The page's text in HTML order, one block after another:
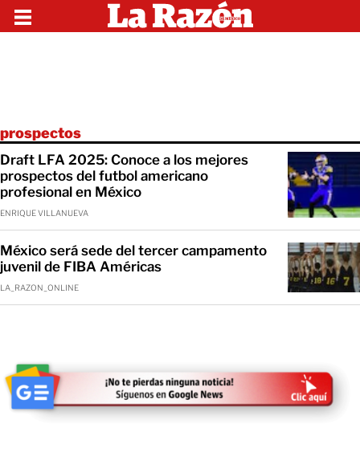
prospectos
Draft LFA 2025: Conoce a los mejores
prospectos del futbol americano
profesional en México
ENRIQUE VILLANUEVA
México será sede del tercer campamento
juvenil de FIBA Américas
LA_RAZON_ONLINE